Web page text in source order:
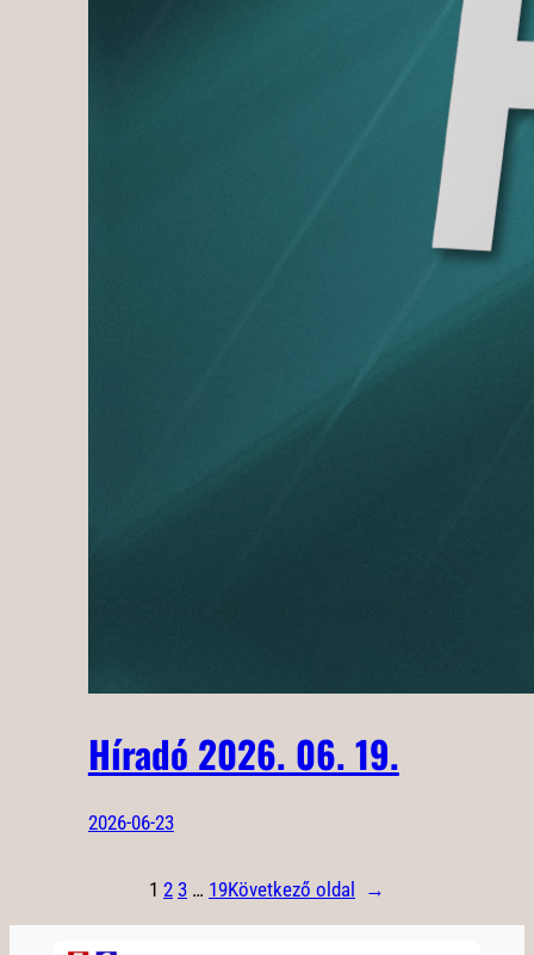
Híradó 2026. 06. 19.
2026-06-23
1 2 3 … 19Következő oldal →